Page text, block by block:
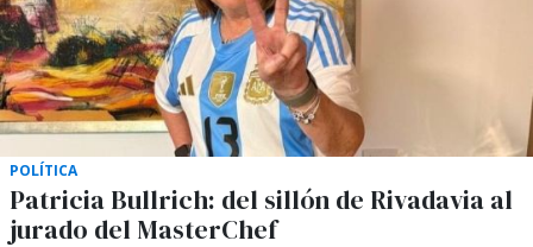
POLÍTICA
Patricia Bullrich: del sillón de Rivadavia al
jurado del MasterChef